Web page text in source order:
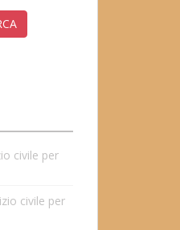
civile per
civile per